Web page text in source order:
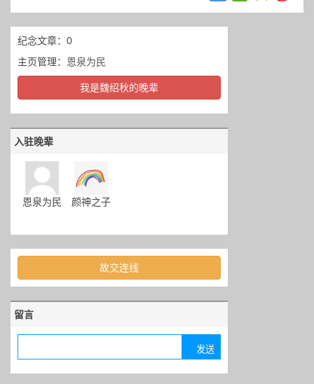
纪念文章：0
主页管理：
恩泉为民
我是魏绍秋的晚辈
入驻晚辈
恩泉为民 颜神之子
故交连线
留言